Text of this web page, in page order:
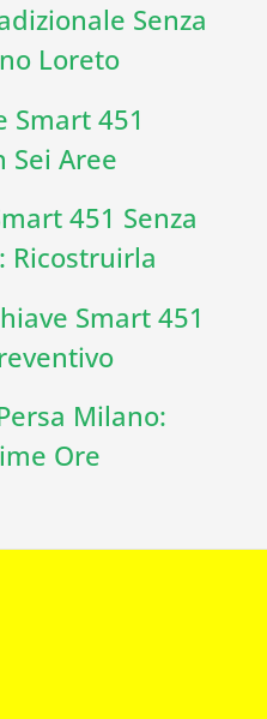
Senza
Loreto
Smart 451
Sei Aree
451 Senza
Ricostruirla
Smart 451
Milano:
Ore